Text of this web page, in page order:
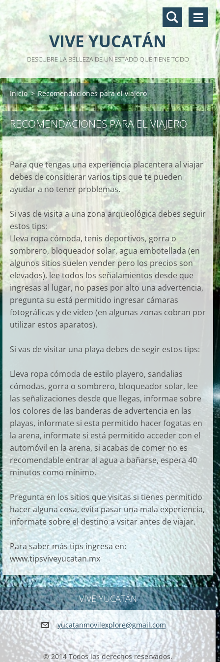
VIVE YUCATÁN
DESCUBRE LA BELLEZA DE UN ESTADO QUE TIENE TODO
Inicio > Recomendaciones para el viajero
RECOMENDACIONES PARA EL VIAJERO
Para que tengas una experiencia placentera al viajar
debes de considerar varios tips que te pueden
ayudar a no tener problemas.
Si vas de visita a una zona arqueológica debes seguir
estos tips:
Lleva ropa cómoda, tenis deportivos, gorra o
sombrero, bloqueador solar, agua embotellada (en
algunos sitios suelen vender pero los precios son
elevados), lee todos los señalamientos desde que
ingresas al lugar, no pases por alto una advertencia,
pregunta su está permitido ingresar cámaras
fotográficas y de video (en algunas zonas cobran por
utilizar estos aparatos).
Si vas de visitar una playa debes de segir estos tips:
Lleva ropa cómoda de estilo playero, sandalias
cómodas, gorra o sombrero, bloqueador solar, lee
las señalizaciones desde que llegas, informae sobre
los colores de las banderas de advertencia en las
playas, informate si esta permitido hacer fogatas en
la arena, informate si está permitido acceder con el
automóvil en la arena, si acabas de comer no es
recomendable entrar al agua a bañarse, espera 40
minutos como mínimo.
Pregunta en los sitios que visitas si tienes permitido
hacer alguna cosa, evita pasar una mala experiencia,
informate sobre el destino a vsitar antes de viajar.
Para saber más tips ingresa en:
www.tipsviveyucatan.mx
VIVE YUCATÁN
yucatanmovilexplore@gmail.com
© 2014 Todos los derechos reservados.